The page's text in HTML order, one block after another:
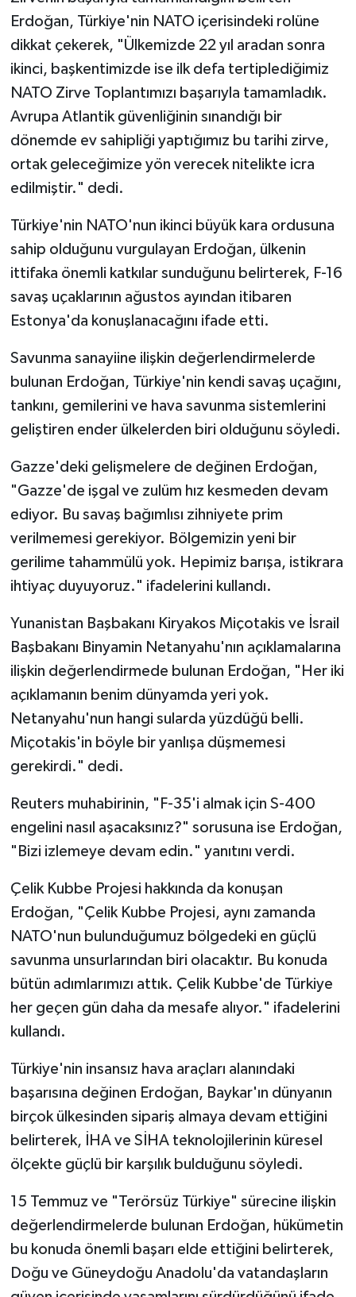
Erdoğan, Türkiye'nin NATO içerisindeki rolüne
dikkat çekerek, "Ülkemizde 22 yıl aradan sonra
ikinci, başkentimizde ise ilk defa tertiplediğimiz
NATO Zirve Toplantımızı başarıyla tamamladık.
Avrupa Atlantik güvenliğinin sınandığı bir
dönemde ev sahipliği yaptığımız bu tarihi zirve,
ortak geleceğimize yön verecek nitelikte icra
edilmiştir." dedi.
Türkiye'nin NATO'nun ikinci büyük kara ordusuna
sahip olduğunu vurgulayan Erdoğan, ülkenin
ittifaka önemli katkılar sunduğunu belirterek, F-16
savaş uçaklarının ağustos ayından itibaren
Estonya'da konuşlanacağını ifade etti.
Savunma sanayiine ilişkin değerlendirmelerde
bulunan Erdoğan, Türkiye'nin kendi savaş uçağını,
tankını, gemilerini ve hava savunma sistemlerini
geliştiren ender ülkelerden biri olduğunu söyledi.
Gazze'deki gelişmelere de değinen Erdoğan,
"Gazze'de işgal ve zulüm hız kesmeden devam
ediyor. Bu savaş bağımlısı zihniyete prim
verilmemesi gerekiyor. Bölgemizin yeni bir
gerilime tahammülü yok. Hepimiz barışa, istikrara
ihtiyaç duyuyoruz." ifadelerini kullandı.
Yunanistan Başbakanı Kiryakos Miçotakis ve İsrail
Başbakanı Binyamin Netanyahu'nın açıklamalarına
ilişkin değerlendirmede bulunan Erdoğan, "Her iki
açıklamanın benim dünyamda yeri yok.
Netanyahu'nun hangi sularda yüzdüğü belli.
Miçotakis'in böyle bir yanlışa düşmemesi
gerekirdi." dedi.
Reuters muhabirinin, "F-35'i almak için S-400
engelini nasıl aşacaksınız?" sorusuna ise Erdoğan,
"Bizi izlemeye devam edin." yanıtını verdi.
Çelik Kubbe Projesi hakkında da konuşan
Erdoğan, "Çelik Kubbe Projesi, aynı zamanda
NATO'nun bulunduğumuz bölgedeki en güçlü
savunma unsurlarından biri olacaktır. Bu konuda
bütün adımlarımızı attık. Çelik Kubbe'de Türkiye
her geçen gün daha da mesafe alıyor." ifadelerini
kullandı.
Türkiye'nin insansız hava araçları alanındaki
başarısına değinen Erdoğan, Baykar'ın dünyanın
birçok ülkesinden sipariş almaya devam ettiğini
belirterek, İHA ve SİHA teknolojilerinin küresel
ölçekte güçlü bir karşılık bulduğunu söyledi.
15 Temmuz ve "Terörsüz Türkiye" sürecine ilişkin
değerlendirmelerde bulunan Erdoğan, hükümetin
bu konuda önemli başarı elde ettiğini belirterek,
Doğu ve Güneydoğu Anadolu'da vatandaşların